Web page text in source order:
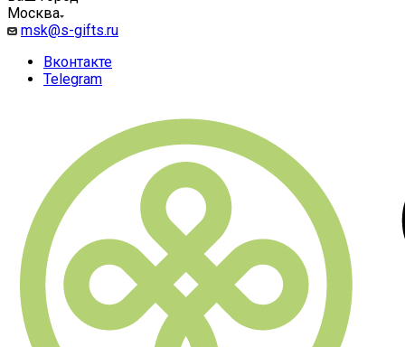
Москва
msk@s-gifts.ru
Вконтакте
Telegram